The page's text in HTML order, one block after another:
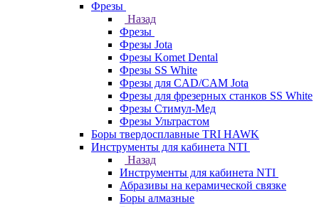
Фрезы
Назад
Фрезы
Фрезы Jota
Фрезы Komet Dental
Фрезы SS White
Фрезы для CAD/CAM Jota
Фрезы для фрезерных станков SS White
Фрезы Стимул-Мед
Фрезы Ультрастом
Боры твердосплавные TRI HAWK
Инструменты для кабинета NTI
Назад
Инструменты для кабинета NTI
Абразивы на керамической связке
Боры алмазные